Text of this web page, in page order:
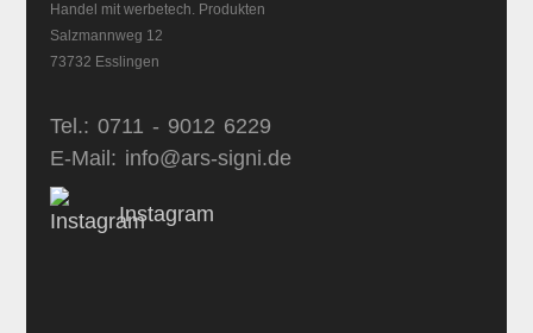
Handel mit werbetech. Produkten
Salzmannweg 12
73732 Esslingen
Tel.: 0711 - 9012 6229
E-Mail: info@ars-signi.de
Instagram